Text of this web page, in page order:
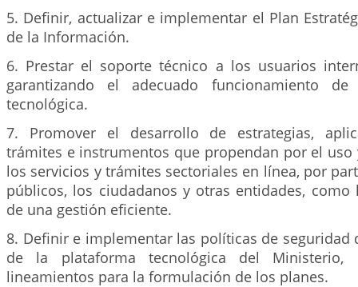
5. Definir, actualizar e implementar el Plan
de la Información.
6. Prestar el soporte técnico a los usuarios
garantizando el adecuado funcionamiento
tecnológica.
7. Promover el desarrollo de estrategias,
trámites e instrumentos que propendan por el
los servicios y trámites sectoriales en línea, por
públicos, los ciudadanos y otras entidades, como
de una gestión eficiente.
8. Definir e implementar las políticas de seguridad
de la plataforma tecnológica del Ministerio,
lineamientos para la formulación de los planes.